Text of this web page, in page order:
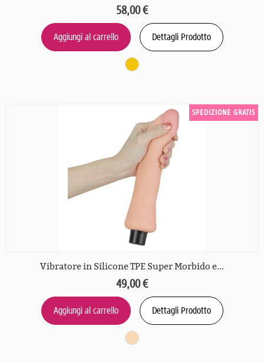
58,00 €
Aggiungi al carrello Dettagli Prodotto
SPEDIZIONE GRATIS
Vibratore in Silicone TPE Super Morbido e...
49,00 €
Aggiungi al carrello Dettagli Prodotto